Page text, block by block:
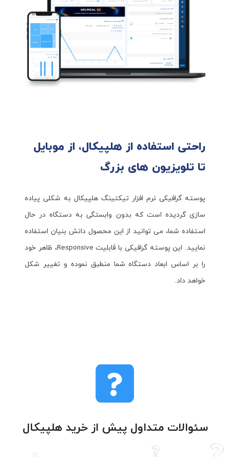
راحتی استفاده از هلپیکال، از موبایل
تا تلویزیون های بزرگ
پوسته گرافیکی نرم افزار تیکتینگ هلپیکال به شکلی پیاده
سازی گردیده است که بدون وابستگی به دستگاه در حال
استفاده شما، می توانید از این محصول دانش بنیان استفاده
نمایید. این پوسته گرافیکی با قابلیت Responsive، ظاهر خود
را بر اساس ابعاد دستگاه شما منطبق نموده و تغییر شکل
خواهد داد.
سئوالات متداول پیش از خرید هلپیکال